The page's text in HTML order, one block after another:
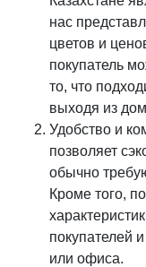
нас
цветов и
покупатель
то, что
выходя из
Удобство и
позволяет
обычно
Кроме того,
покупателей
или офиса.